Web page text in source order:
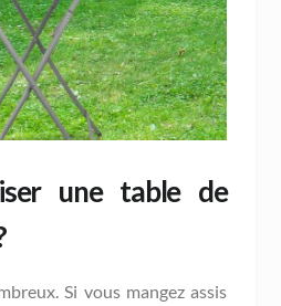
une table de
Si vous mangez assis